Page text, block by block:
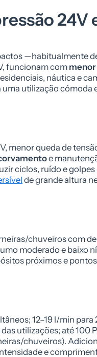
24V
—habitualmente
funcionam com
náutica e
utilização cómoda
menor queda de
e
ciclos, ruído e golpes
de grande altura
chuveiros com
moderado e baixo
próximos e
12–19 l/min para
utilizações; até 100
chuveiros).
e